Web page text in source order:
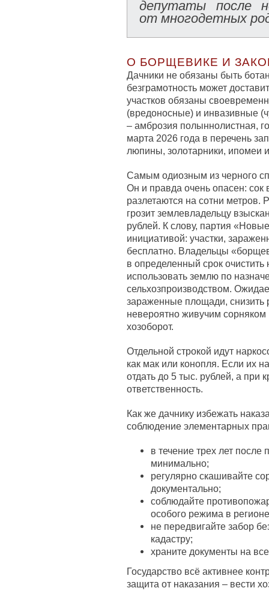
депутаты после
от многодетных
О БОРЩЕВИКЕ И
Дачники не обязаны быть
безграмотность может
участков обязаны
(вредоносные) и инвазивные
– амброзия полыннолистная,
марта 2026 года в перечень
люпины, золотарники, ипомеи
Самым одиозным из черного
Он и правда очень опасен:
разлетаются на сотни метров.
грозит землевладельцу
рублей. К слову, партия
инициативой: участки,
бесплатно. Владельцы
в определенный срок очистить
использовать землю по
сельхозпроизводством.
зараженные площади, снизить
невероятно живучим
хозоборот.
Отдельной строкой идут
как мак или конопля. Если их
отдать до 5 тыс. рублей, а при
ответственность.
Как же дачнику избежать
соблюдение элементарных
в течение трех лет после
минимально;
регулярно скашивайте
документально;
соблюдайте
особого режима в
не передвигайте забор
кадастру;
храните документы на
Государство всё активнее
защита от наказания – вести